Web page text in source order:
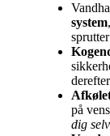
system
på
dig selv